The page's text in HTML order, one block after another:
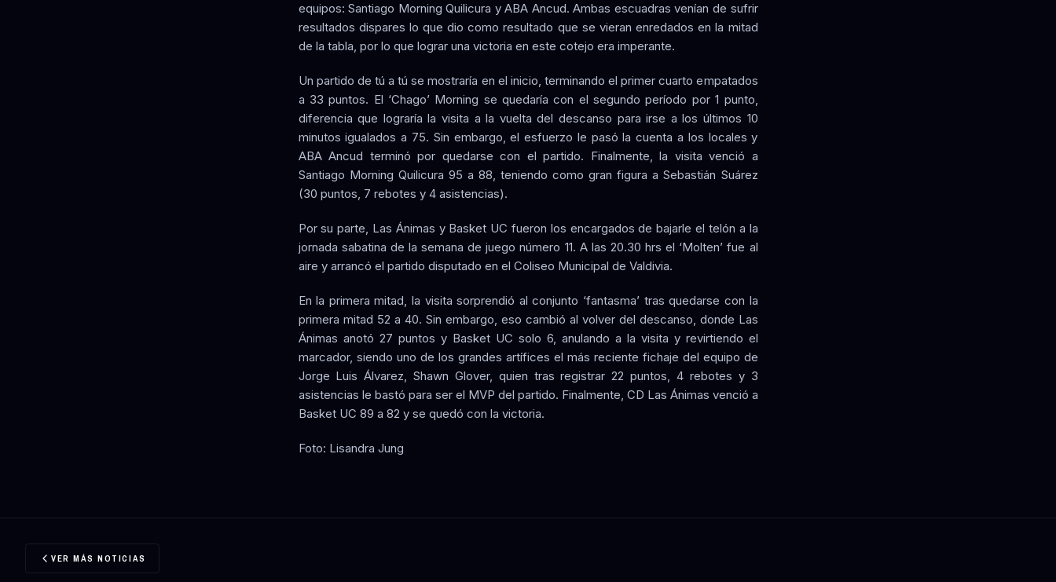
equipos: Santiago Morning Quilicura y ABA Ancud. Ambas escuadras venían de sufrir
resultados dispares lo que dio como resultado que se vieran enredados en la mitad
de la tabla, por lo que lograr una victoria en este cotejo era imperante.
Un partido de tú a tú se mostraría en el inicio, terminando el primer cuarto empatados
a 33 puntos. El ‘Chago’ Morning se quedaría con el segundo período por 1 punto,
diferencia que lograría la visita a la vuelta del descanso para irse a los últimos 10
minutos igualados a 75. Sin embargo, el esfuerzo le pasó la cuenta a los locales y
ABA Ancud terminó por quedarse con el partido. Finalmente, la visita venció a
Santiago Morning Quilicura 95 a 88, teniendo como gran figura a Sebastián Suárez
(30 puntos, 7 rebotes y 4 asistencias).
Por su parte, Las Ánimas y Basket UC fueron los encargados de bajarle el telón a la
jornada sabatina de la semana de juego número 11. A las 20.30 hrs el ‘Molten’ fue al
aire y arrancó el partido disputado en el Coliseo Municipal de Valdivia.
En la primera mitad, la visita sorprendió al conjunto ‘fantasma’ tras quedarse con la
primera mitad 52 a 40. Sin embargo, eso cambió al volver del descanso, donde Las
Ánimas anotó 27 puntos y Basket UC solo 6, anulando a la visita y revirtiendo el
marcador, siendo uno de los grandes artífices el más reciente fichaje del equipo de
Jorge Luis Álvarez, Shawn Glover, quien tras registrar 22 puntos, 4 rebotes y 3
asistencias le bastó para ser el MVP del partido. Finalmente, CD Las Ánimas venció a
Basket UC 89 a 82 y se quedó con la victoria.
Foto: Lisandra Jung
VER MÁS NOTICIAS